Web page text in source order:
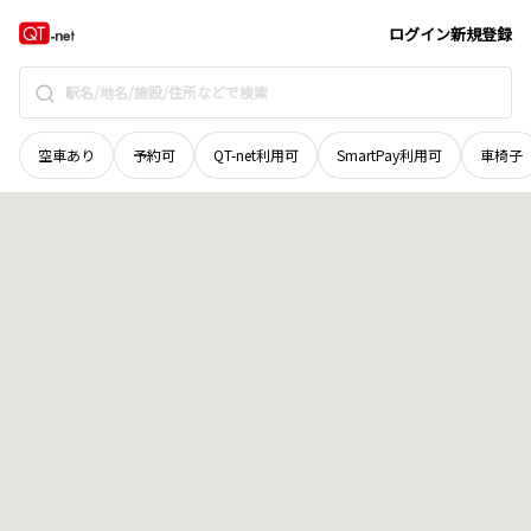
ログイン新規登録
空車あり 予約可 QT-net利用可 SmartPay利用可 車椅子
奈良県